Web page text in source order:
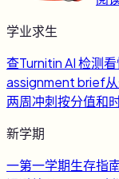
学业求生
查Turnitin AI 检测
assignment brief
两周冲刺按分值和
新学期
一第一学期生存指